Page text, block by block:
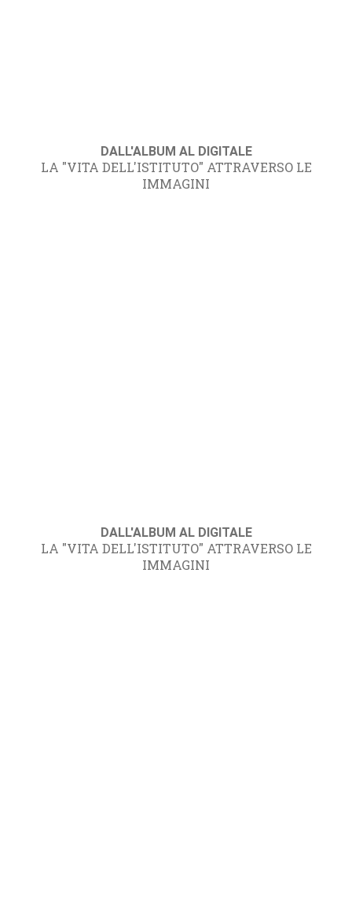
DALL'ALBUM AL DIGITALE
LA "VITA DELL'ISTITUTO" ATTRAVERSO LE
IMMAGINI
DALL'ALBUM AL DIGITALE
LA "VITA DELL'ISTITUTO" ATTRAVERSO LE
IMMAGINI